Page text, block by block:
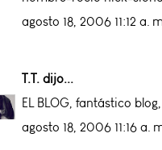
agosto 18, 2006 11:12 a.
T.T. dijo...
EL BLOG, fantástico
agosto 18, 2006 11:16 a.